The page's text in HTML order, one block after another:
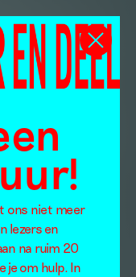
ons niet meer
lezers en
na ruim 20
je om hulp. In